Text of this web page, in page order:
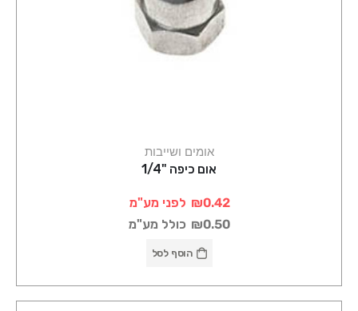
אומים ושייבות
אום כיפה "1/4
₪0.42 לפני מע"מ
₪0.50 כולל מע"מ
הוסף לסל